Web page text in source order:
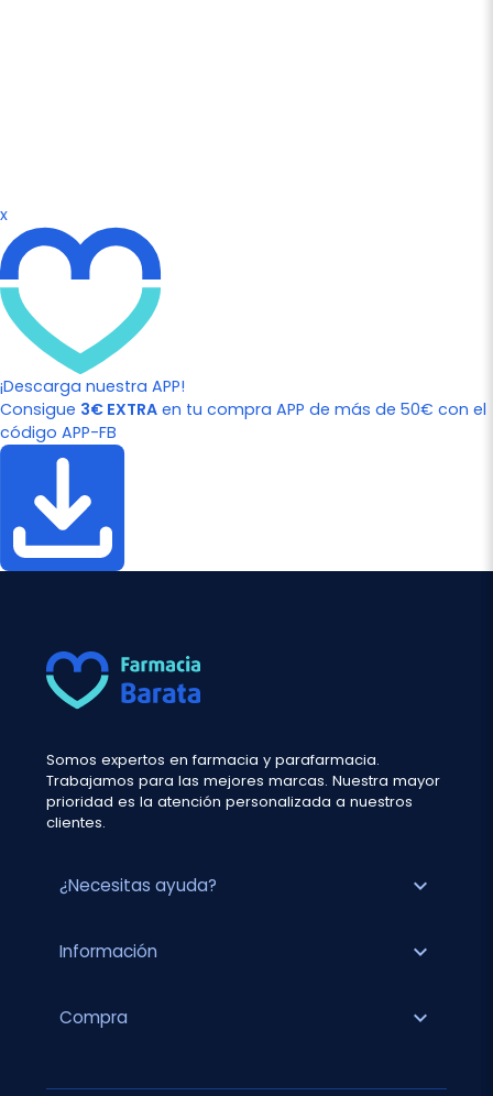
x
¡Descarga nuestra APP!
Consigue 3€ EXTRA en tu compra APP de más de 50€ con el
código APP-FB
Somos expertos en farmacia y parafarmacia.
Trabajamos para las mejores marcas. Nuestra mayor
prioridad es la atención personalizada a nuestros
clientes.
¿Necesitas ayuda? expand_more
Información expand_more
Compra expand_more